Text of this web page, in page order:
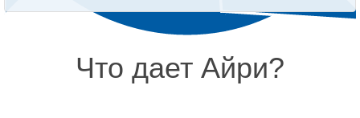
Что дает Айри?